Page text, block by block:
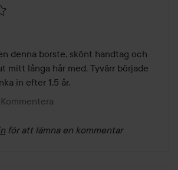
denna borste, skönt handtag och
mitt långa hår med. Tyvärr började
in efter 1,5 år.
Kommentera
för att lämna en kommentar